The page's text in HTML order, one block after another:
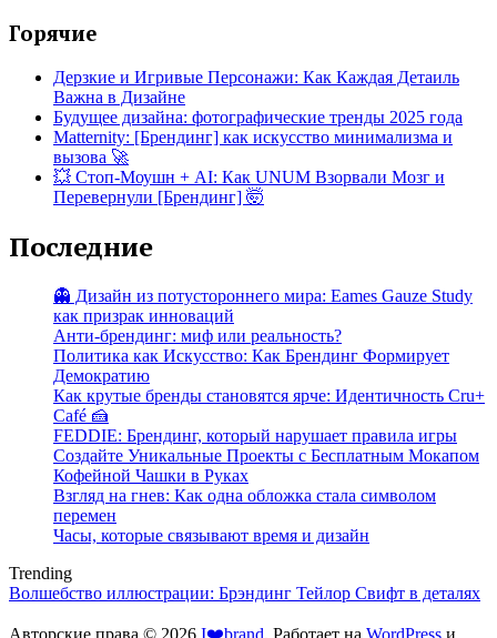
Горячие
Дерзкие и Игривые Персонажи: Как Каждая Детаиль
Важна в Дизайне
Будущее дизайна: фотографические тренды 2025 года
Matternity: [Брендинг] как искусство минимализма и
вызова 🚀
💥 Стоп-Моушн + AI: Как UNUM Взорвали Мозг и
Перевернули [Брендинг] 🤯
Последние
👻 Дизайн из потустороннего мира: Eames Gauze Study
как призрак инноваций
Анти-брендинг: миф или реальность?
Политика как Искусство: Как Брендинг Формирует
Демократию
Как крутые бренды становятся ярче: Идентичность Cru+
Café 🍰
FEDDIE: Брендинг, который нарушает правила игры
Создайте Уникальные Проекты с Бесплатным Мокапом
Кофейной Чашки в Руках
Взгляд на гнев: Как одна обложка стала символом
перемен
Часы, которые связывают время и дизайн
Trending
Волшебство иллюстрации: Брэндинг Тейлор Свифт в деталях